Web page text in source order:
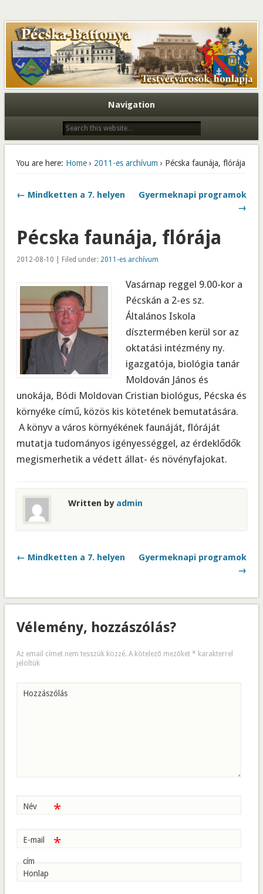
Navigation
You are here: Home› 2011-es archívum › Pécska faunája, flórája
← Mindketten a 7. helyen
Gyermeknapi programok
→
Pécska faunája, flórája
2012-08-10 | Filed under: 2011-es archívum
Vasárnap reggel 9.00-kor a
Pécskán a 2-es sz.
Általános Iskola
dísztermében kerül sor az
oktatási intézmény ny.
igazgatója, biológia tanár
Moldován János és
unokája, Bódi Moldovan Cristian biológus, Pécska és
környéke című, közös kis kötetének bemutatására.
A könyv a város környékének faunáját, flóráját
mutatja tudományos igényességgel, az érdeklődők
megismerhetik a védett állat- és növényfajokat.
Written by admin
← Mindketten a 7. helyen
Gyermeknapi programok
→
Vélemény, hozzászólás?
Az email címet nem tesszük közzé. A kötelező mezőket * karakterrel
jelöltük
Hozzászólás
Név *
E-mail
cím
*
Honlap